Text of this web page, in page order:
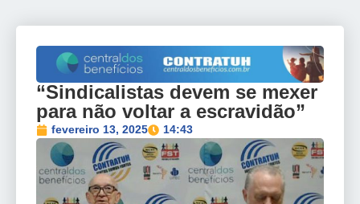
“Sindicalistas devem se mexer
para não voltar a escravidão”
fevereiro 13, 2025 14:43